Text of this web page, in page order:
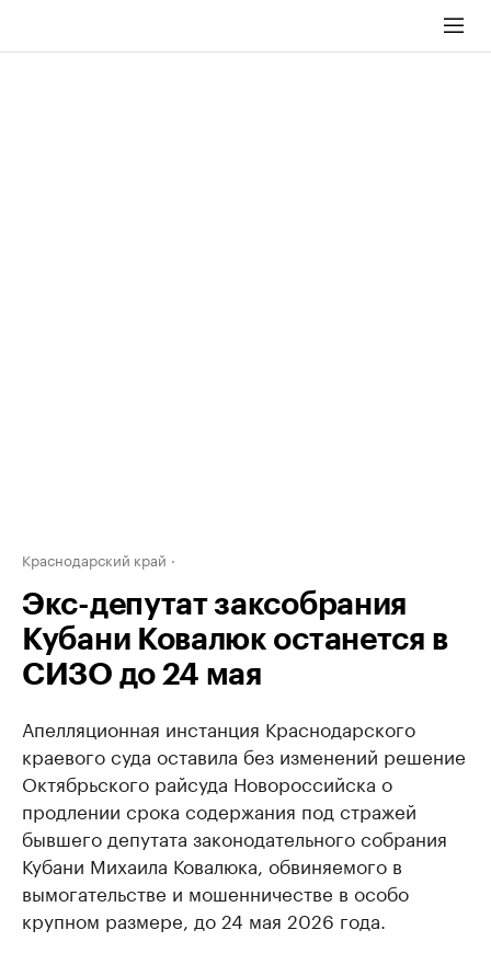
Краснодарский край
Экс-депутат заксобрания
Кубани Ковалюк останется в
СИЗО до 24 мая
Апелляционная инстанция Краснодарского
краевого суда оставила без изменений решение
Октябрьского райсуда Новороссийска о
продлении срока содержания под стражей
бывшего депутата законодательного собрания
Кубани Михаила Ковалюка, обвиняемого в
вымогательстве и мошенничестве в особо
крупном размере, до 24 мая 2026 года.